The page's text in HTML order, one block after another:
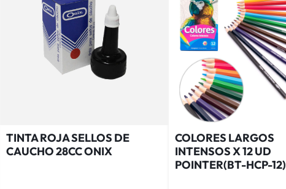
TINTA ROJA SELLOS DE
CAUCHO 28CC ONIX
COLORES LARGOS
INTENSOS X 12 UD
POINTER(BT-HCP-12)